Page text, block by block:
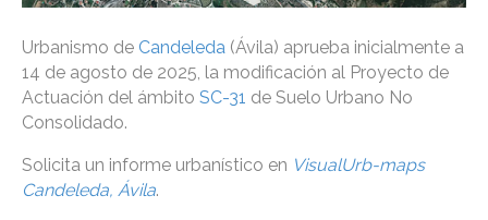
Urbanismo de Candeleda (Ávila) aprueba inicialmente a
14 de agosto de 2025, la modificación al Proyecto de
Actuación del ámbito SC-31 de Suelo Urbano No
Consolidado.
Solicita un informe urbanístico en VisualUrb-maps
Candeleda, Ávila.